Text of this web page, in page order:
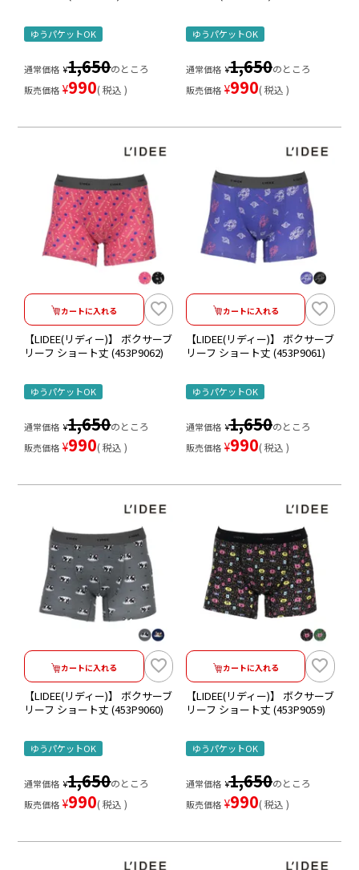
ゆうパケットOK
通常価格 ¥1,650のところ
販売価格 ¥990 税込
ゆうパケットOK
通常価格 ¥1,650のところ
販売価格 ¥990 税込
カートに入れる
【LIDEE(リディー)】 ボクサーブ
リーフ ショート丈 (453P9062)
ゆうパケットOK
通常価格 ¥1,650のところ
販売価格 ¥990 税込
カートに入れる
【LIDEE(リディー)】 ボクサーブ
リーフ ショート丈 (453P9061)
ゆうパケットOK
通常価格 ¥1,650のところ
販売価格 ¥990 税込
カートに入れる
【LIDEE(リディー)】 ボクサーブ
リーフ ショート丈 (453P9060)
ゆうパケットOK
通常価格 ¥1,650のところ
販売価格 ¥990 税込
カートに入れる
【LIDEE(リディー)】 ボクサーブ
リーフ ショート丈 (453P9059)
ゆうパケットOK
通常価格 ¥1,650のところ
販売価格 ¥990 税込